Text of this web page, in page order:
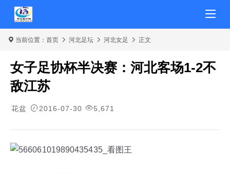
当前位置： 首页 河北足坛 河北女足 正文
女子足协杯半决赛：河北客场1-2不
敌江苏
花盆 2016-07-30 5,671